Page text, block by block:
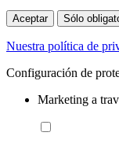
Aceptar Sólo
Nuestra política de
Configuración de
Marketing a